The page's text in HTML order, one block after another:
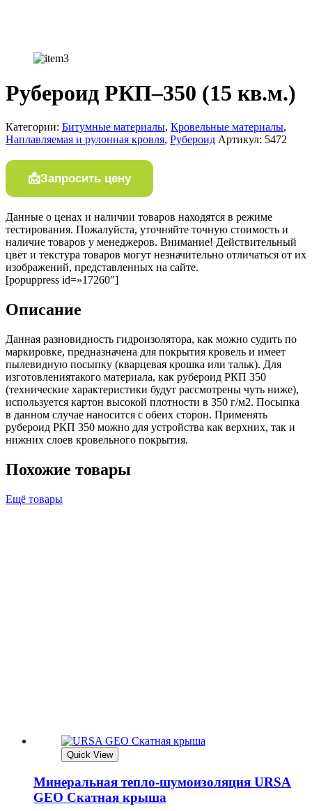
Рубероид РКП–350 (15 кв.м.)
Категории: Битумные материалы, Кровельные материалы,
Наплавляемая и рулонная кровля, Рубероид Артикул: 5472
Запросить цену
Данные о ценах и наличии товаров находятся в режиме
тестирования. Пожалуйста, уточняйте точную стоимость и
наличие товаров у менеджеров. Внимание! Действительный
цвет и текстура товаров могут незначительно отличаться от их
изображений, представленных на сайте.
[popuppress id=»17260″]
Описание
Данная разновидность гидроизолятора, как можно судить по
маркировке, предназначена для покрытия кровель и имеет
пылевидную посыпку (кварцевая крошка или тальк). Для
изготовлениятакого материала, как рубероид РКП 350
(технические характеристики будут рассмотрены чуть ниже),
используется картон высокой плотности в 350 г/м2. Посыпка
в данном случае наносится с обеих сторон. Применять
рубероид РКП 350 можно для устройства как верхних, так и
нижних слоев кровельного покрытия.
Похожие товары
Ещё товары
Quick View
Минеральная тепло-шумоизоляция URSA
GEO Скатная крыша